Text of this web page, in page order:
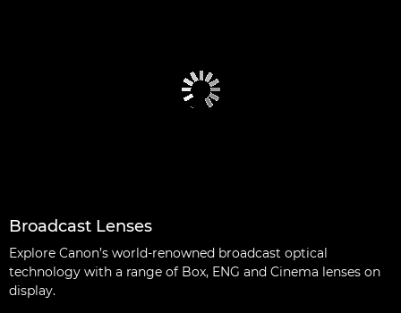
Broadcast Lenses
Explore Canon’s world-renowned broadcast optical
technology with a range of Box, ENG and Cinema lenses on
display.